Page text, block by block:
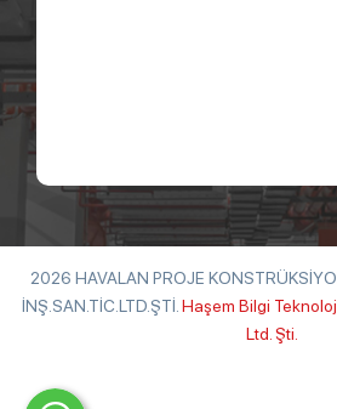
2026 HAVALAN PROJE
İNŞ.SAN.TİC.LTD.ŞTİ. Haşem Bilgi
Ltd. Şti.